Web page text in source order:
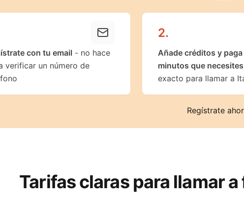
con tu email - no hace
verificar un número de
2.
Añade créditos y
minutos que necesites
exacto para llamar a
Regístrate
Tarifas claras para llamar